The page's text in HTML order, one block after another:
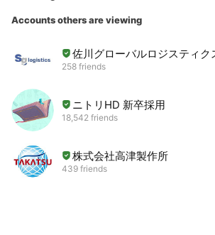
Accounts others are viewing
佐川グローバルロジスティ
258 friends
ニトリHD 新卒採用
18,542 friends
株式会社高津製作所
439 friends